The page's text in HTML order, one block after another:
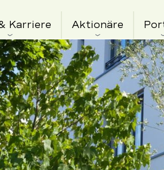
Karriere Aktionäre